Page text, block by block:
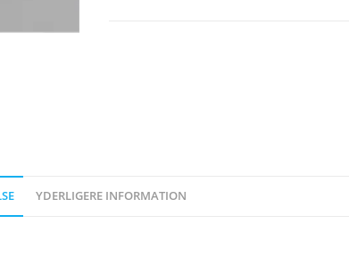
YDERLIGERE INFORMATION